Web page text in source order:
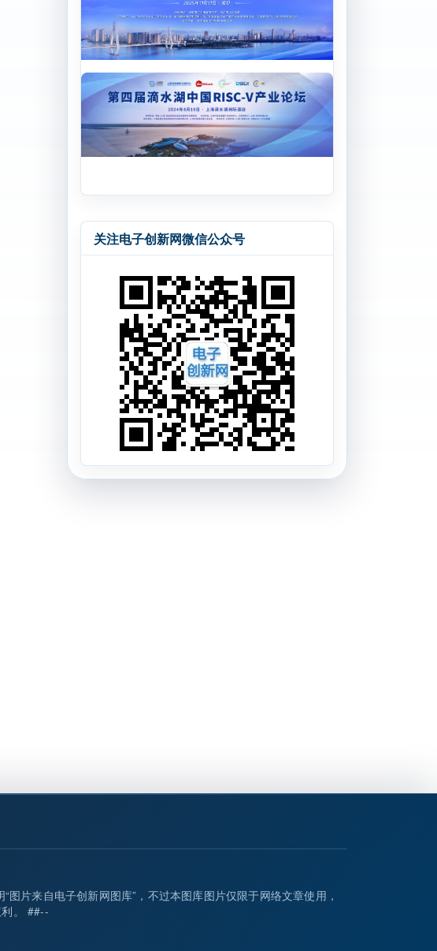
关注电子创新网微信公众号
片来自电子创新网图库”，不过本图库图片仅限于网络文章使用，
。 ##--